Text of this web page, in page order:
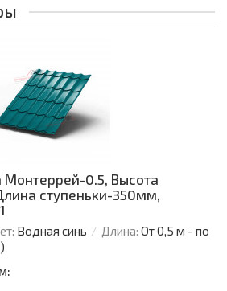
0.5, Высота
ступеньки-350мм,
Водная синь Длина: От 0,5 м - по